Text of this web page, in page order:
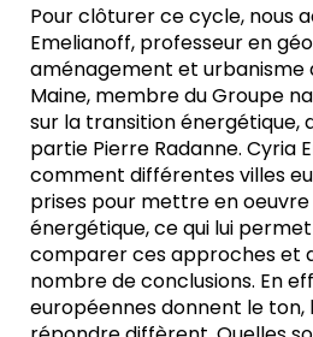
Pour clôturer ce cycle, nous
Emelianoff, professeur en
aménagement et urbanisme
Maine, membre du Groupe
sur la transition énergétique,
partie Pierre Radanne. Cyria
comment différentes villes
prises pour mettre en
énergétique, ce qui lui permet
comparer ces approches et
nombre de conclusions. En
européennes donnent le